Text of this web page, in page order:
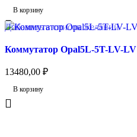
В корзину
Добавить в список желаний
Коммутатор Opal5L-5T-LV-LV
13480,00 ₽
В корзину